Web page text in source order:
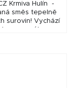
Krmiva Hulín -
směs tepelně
surovin! Vychází